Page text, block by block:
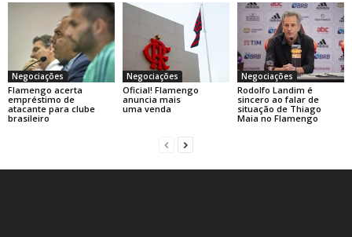
Negociações
Flamengo acerta
empréstimo de
atacante para clube
brasileiro
Negociações
Oficial! Flamengo
anuncia mais
uma venda
Negociações
Rodolfo Landim é
sincero ao falar de
situação de Thiago
Maia no Flamengo